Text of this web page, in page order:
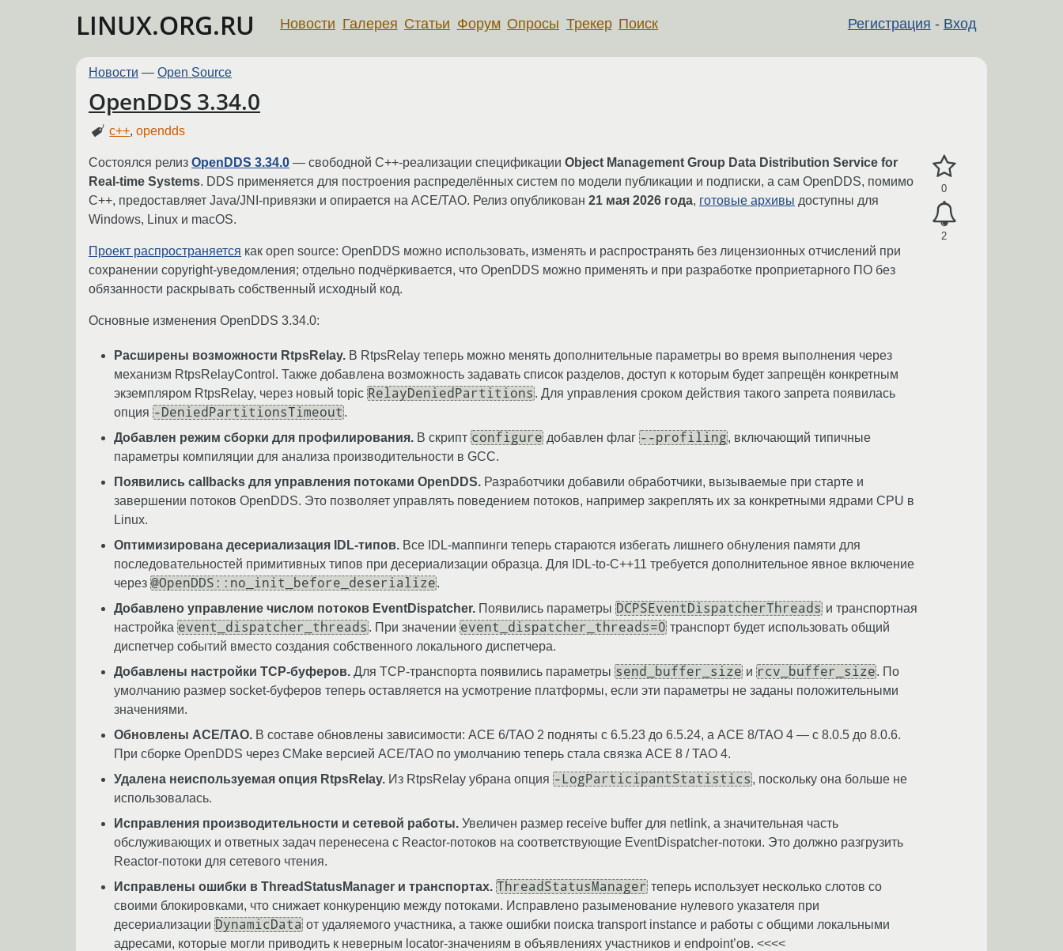
LINUX.ORG.RU Регистрация - Вход
Новости Галерея Статьи Форум Опросы Трекер Поиск
Новости — Open Source
OpenDDS 3.34.0
c++,opendds
0
2
Состоялся релиз OpenDDS 3.34.0 — свободной C++-реализации спецификации Object Management Group Data Distribution Service for
Real-time Systems. DDS применяется для построения распределённых систем по модели публикации и подписки, а сам OpenDDS, помимо
C++, предоставляет Java/JNI-привязки и опирается на ACE/TAO. Релиз опубликован 21 мая 2026 года, готовые архивы доступны для
Windows, Linux и macOS.
Проект распространяется как open source: OpenDDS можно использовать, изменять и распространять без лицензионных отчислений при
сохранении copyright-уведомления; отдельно подчёркивается, что OpenDDS можно применять и при разработке проприетарного ПО без
обязанности раскрывать собственный исходный код.
Основные изменения OpenDDS 3.34.0:
Расширены возможности RtpsRelay. В RtpsRelay теперь можно менять дополнительные параметры во время выполнения через
механизм RtpsRelayControl. Также добавлена возможность задавать список разделов, доступ к которым будет запрещён конкретным
экземпляром RtpsRelay, через новый topic RelayDeniedPartitions . Для управления сроком действия такого запрета появилась
опция -DeniedPartitionsTimeout .
Добавлен режим сборки для профилирования. В скрипт configure добавлен флаг --profiling, включающий типичные
параметры компиляции для анализа производительности в GCC.
Появились callbacks для управления потоками OpenDDS. Разработчики добавили обработчики, вызываемые при старте и
завершении потоков OpenDDS. Это позволяет управлять поведением потоков, например закреплять их за конкретными ядрами CPU в
Linux.
Оптимизирована десериализация IDL-типов. Все IDL-маппинги теперь стараются избегать лишнего обнуления памяти для
последовательностей примитивных типов при десериализации образца. Для IDL-to-C++11 требуется дополнительное явное включение
через @OpenDDS::no_init_before_deserialize.
Добавлено управление числом потоков EventDispatcher. Появились параметры DCPSEventDispatcherThreads и транспортная
настройка event_dispatcher_threads . При значении event_dispatcher_threads=0 транспорт будет использовать общий
диспетчер событий вместо создания собственного локального диспетчера.
Добавлены настройки TCP-буферов. Для TCP-транспорта появились параметры send_buffer_size и rcv_buffer_size. По
умолчанию размер socket-буферов теперь оставляется на усмотрение платформы, если эти параметры не заданы положительными
значениями.
Обновлены ACE/TAO. В составе обновлены зависимости: ACE 6/TAO 2 подняты с 6.5.23 до 6.5.24, а ACE 8/TAO 4 — с 8.0.5 до 8.0.6.
При сборке OpenDDS через CMake версией ACE/TAO по умолчанию теперь стала связка ACE 8 / TAO 4.
Удалена неиспользуемая опция RtpsRelay. Из RtpsRelay убрана опция -LogParticipantStatistics , поскольку она больше не
использовалась.
Исправления производительности и сетевой работы. Увеличен размер receive buffer для netlink, а значительная часть
обслуживающих и ответных задач перенесена с Reactor-потоков на соответствующие EventDispatcher-потоки. Это должно разгрузить
Reactor-потоки для сетевого чтения.
Исправлены ошибки в ThreadStatusManager и транспортах. ThreadStatusManager теперь использует несколько слотов со
своими блокировками, что снижает конкуренцию между потоками. Исправлено разыменование нулевого указателя при
десериализации DynamicData от удаляемого участника, а также ошибки поиска transport instance и работы с общими локальными
адресами, которые могли приводить к неверным locator-значениям в объявлениях участников и endpoint’ов. <<<<